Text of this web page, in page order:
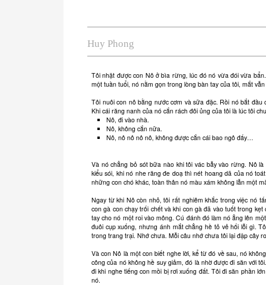
Huy Phong
Tôi nhặt được con Nô ở bìa rừng, lúc đó nó vừa đói vừa
một tuần tuổi, nó nằm gọn trong lòng bàn tay của tôi, mắt
Tôi nuôi con nô bằng nước cơm và sữa đặc. Rồi nó bắt
Khi cái răng nanh của nó cắn rách đôi ủng của tôi là lúc tôi
Nô, đi vào nhà.
Nô, không cắn nữa.
Nô, nô nô nô nô, không được cắn cái bao ngô đấy…
Và nó chẳng bỏ sót bữa nào khi tôi vác bẫy vào rừng. Nô
kiểu sói, khi nó nhe răng đe doạ thì nét hoang dã của nó
những con chó khác, toàn thân nó màu xám không lẫn một
Ngay từ khi Nô còn nhỏ, tôi rất nghiêm khắc trong việc nó
con gà con chạy trối chết và khi con gà đã vào tuốt trong
tay cho nó một roi vào mông. Cú đánh đó làm nó ẳng lên
đuôi cụp xuống, nhưng ánh mắt chẳng hề tỏ vẻ hối lỗi gì.
trong trang trại. Nhớ chưa. Mỗi câu nhớ chưa tôi lại đập cây
Và con Nô là một con biết nghe lời, kể từ đó về sau, nó
công của nó không hề suy giảm, đó là nhờ được đi săn với
đi khi nghe tiếng con mồi bị rơi xuống đất. Tôi đi săn phần
nó.